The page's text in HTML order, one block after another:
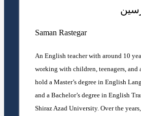
Saman Rastegar
An English teacher with around 10
working with children, teenagers, and
hold a Master’s degree in English
and a Bachelor’s degree in English
Shiraz Azad University. Over the